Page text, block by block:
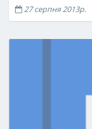
27 серпня 2013р.